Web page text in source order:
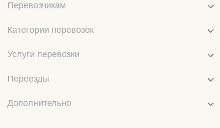
Перевозчикам
Категории перевозок
Услуги перевозки
Переезды
Дополнительно